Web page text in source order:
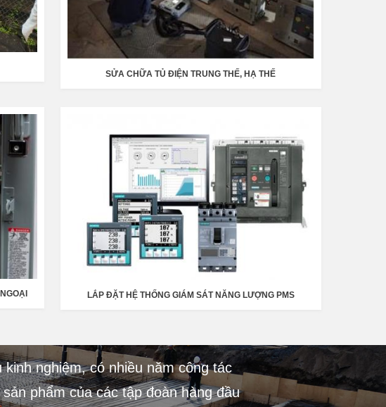
SỬA CHỮA TỦ ĐIỆN TRUNG THẾ, HẠ THẾ
LẮP ĐẶT HỆ THỐNG GIÁM SÁT NĂNG LƯỢNG PMS
nghiệm, có nhiều năm công tác
phẩm của các tập đoàn hàng đầu